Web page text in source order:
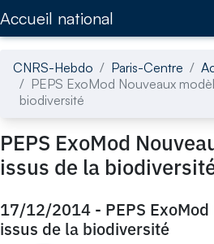
Accueil national
CNRS-Hebdo Paris-Centre
PEPS ExoMod Nouveaux
biodiversité
PEPS ExoMod
issus de la
17/12/2014 - PEPS
issus de la biodiversité